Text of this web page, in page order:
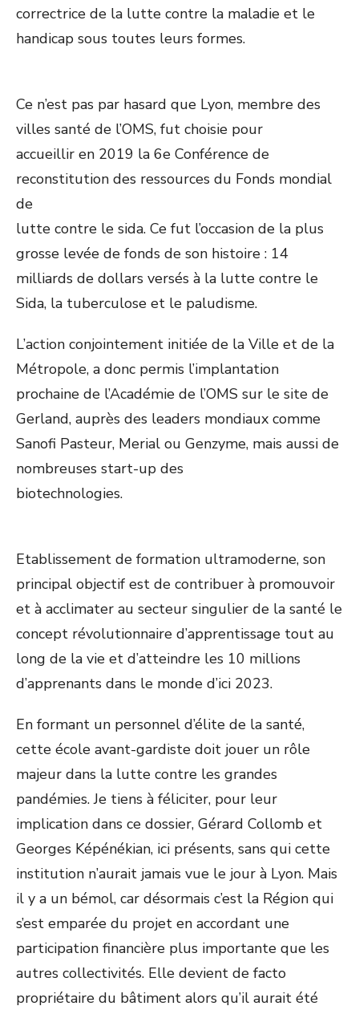
correctrice de la lutte contre la maladie et le
handicap sous toutes leurs formes.
Ce n’est pas par hasard que Lyon, membre des
villes santé de l’OMS, fut choisie pour
accueillir en 2019 la 6e Conférence de
reconstitution des ressources du Fonds mondial
de
lutte contre le sida. Ce fut l’occasion de la plus
grosse levée de fonds de son histoire : 14
milliards de dollars versés à la lutte contre le
Sida, la tuberculose et le paludisme.
L’action conjointement initiée de la Ville et de la
Métropole, a donc permis l’implantation
prochaine de l’Académie de l’OMS sur le site de
Gerland, auprès des leaders mondiaux comme
Sanofi Pasteur, Merial ou Genzyme, mais aussi de
nombreuses start-up des
biotechnologies.
Etablissement de formation ultramoderne, son
principal objectif est de contribuer à promouvoir
et à acclimater au secteur singulier de la santé le
concept révolutionnaire d’apprentissage tout au
long de la vie et d’atteindre les 10 millions
d’apprenants dans le monde d’ici 2023.
En formant un personnel d’élite de la santé,
cette école avant-gardiste doit jouer un rôle
majeur dans la lutte contre les grandes
pandémies. Je tiens à féliciter, pour leur
implication dans ce dossier, Gérard Collomb et
Georges Képénékian, ici présents, sans qui cette
institution n’aurait jamais vue le jour à Lyon. Mais
il y a un bémol, car désormais c’est la Région qui
s’est emparée du projet en accordant une
participation financière plus importante que les
autres collectivités. Elle devient de facto
propriétaire du bâtiment alors qu’il aurait été